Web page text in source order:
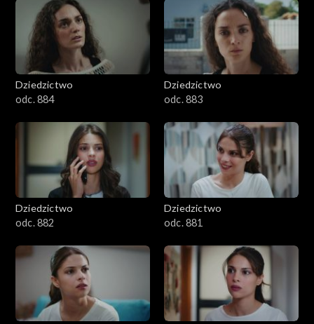
Dziedzictwo
odc. 884
Dziedzictwo
odc. 883
Dziedzictwo
odc. 882
Dziedzictwo
odc. 881